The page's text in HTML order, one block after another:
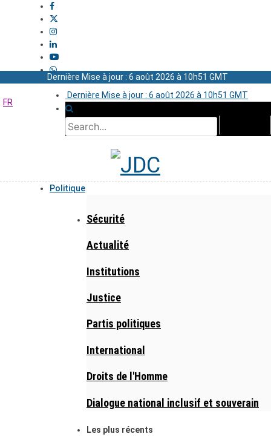
Dernière Mise à jour : 6 août 2026 à 10h51 GMT
Dernière Mise à jour : 6 août 2026 à 10h51 GMT
FR
Politique
Sécurité
Actualité
Institutions
Justice
Partis politiques
International
Droits de l'Homme
Dialogue national inclusif et souverain
Les plus récents